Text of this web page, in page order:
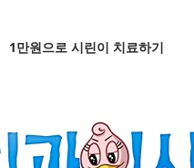
1만원으로 시린이 치료하기